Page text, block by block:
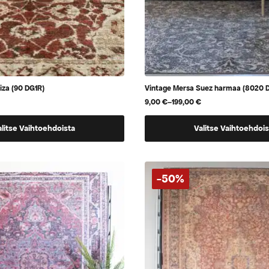
(90 DG1R)
Vaihtoehdoista
Vintage Mersa Suez harmaa (8020
9,00€–199,00€
Hintaluokka:
9,00 €
Valitse
tuotteella
useampi
muunnelma.
Voit
tehdä
valinnat
tuotteen
sivulla.
-50%